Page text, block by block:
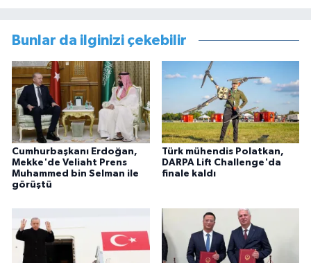
Bunlar da ilginizi çekebilir
Cumhurbaşkanı Erdoğan,
Mekke'de Veliaht Prens
Muhammed bin Selman ile
görüştü
Türk mühendis Polatkan,
DARPA Lift Challenge'da
finale kaldı